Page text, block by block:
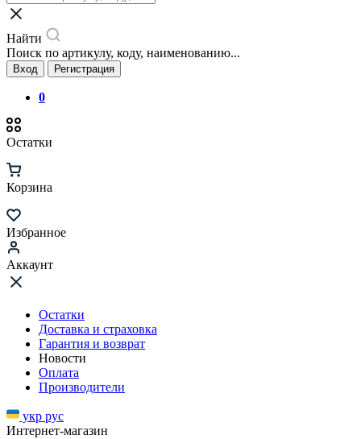
Найти
Поиск по артикулу, коду, наименованию...
Вход Регистрация
0
Остатки
Корзина
Избранное
Аккаунт
Остатки
Доставка и страховка
Гарантия и возврат
Новости
Оплата
Производители
укр рус
Интернет-магазин